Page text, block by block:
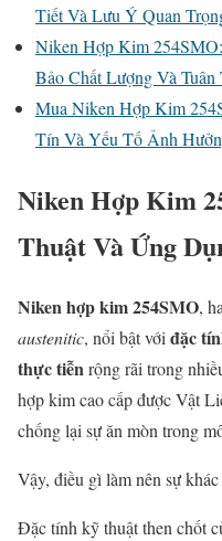
Tiết Và Lưu Ý Quan
Niken Hợp Kim
Bảo Chất Lượng Và Tuân
Mua Niken Hợp Kim
Tín Và Yếu Tố Ảnh
Niken Hợp Kim
Thuật Và Ứng
Niken hợp kim 254SMO,
austenitic, nổi bật với đặc
thực tiễn rộng rãi trong
hợp kim cao cấp được Vật
chống lại sự ăn mòn trong
Vậy, điều gì làm nên sự
Đặc tính kỹ thuật then chốt